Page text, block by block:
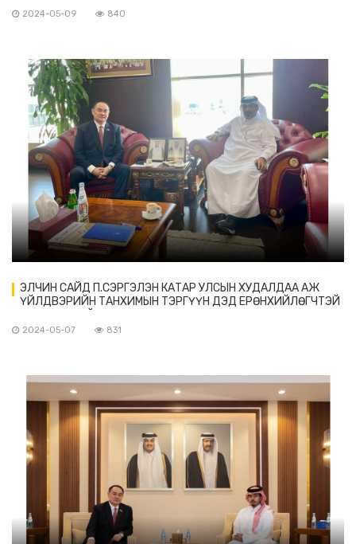
2024-05-09 840
ЭЛЧИН САЙД П.СЭРГЭЛЭН КАТАР УЛСЫН ХУДАЛДАА АЖ
ҮЙЛДВЭРИЙН ТАНХИМЫН ТЭРГҮҮН ДЭД ЕРӨНХИЙЛӨГЧТЭЙ
2024-05-07 831